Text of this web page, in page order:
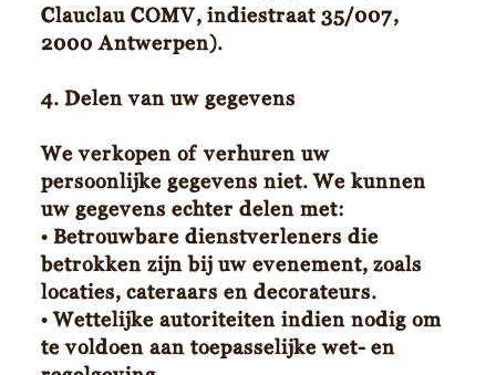
Clauclau COMV, indiestraat 35/007,
2000 Antwerpen).
4. Delen van uw gegevens
We verkopen of verhuren uw
persoonlijke gegevens niet. We kunnen
uw gegevens echter delen met:
• Betrouwbare dienstverleners die
betrokken zijn bij uw evenement, zoals
locaties, cateraars en decorateurs.
• Wettelijke autoriteiten indien nodig om
te voldoen aan toepasselijke wet- en